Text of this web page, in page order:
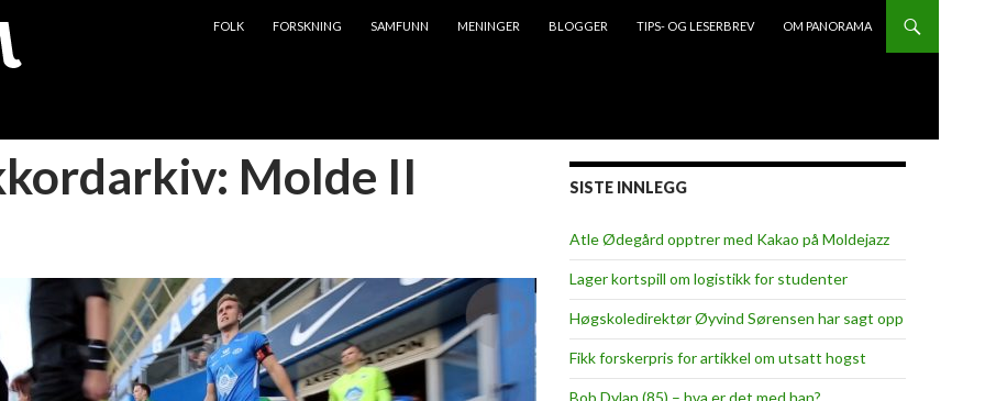
FOLK
FORSKNING SAMFUNN MENINGER BLOGGER TIPS- OG LESERBREV OM PANORAMA
Molde II SISTE INNLEGG
Atle Ødegård opptrer med Kakao på Moldejazz
Lager kortspill om logistikk for studenter
Høgskoledirektør Øyvind Sørensen har sagt opp
Fikk forskerpris for artikkel om utsatt hogst
Bob Dylan (85) – hva er det med han?